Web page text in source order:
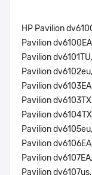
HP Pavilion
Pavilion
Pavilion
Pavilion
Pavilion
Pavilion
Pavilion
Pavilion
Pavilion
Pavilion
Pavilion